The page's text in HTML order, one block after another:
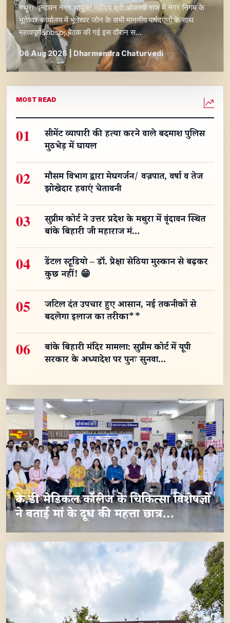
मथुरा-वृन्दावन नगर आयुक्त महोदय श्री ओजस्वी राज में नगर निगम के
भूतेश्वर कार्यालय में भूतेश्वर जोन के सभी माननीय पार्षदगणों के साथ
महत्वपूर्ण&nbsp; बैठक की गई इस दौरान स…
06 Aug 2026 | Dharmendra Chaturvedi
MOST READ
01
सीमेंट व्यापारी की हत्या करने वाले बदमाश पुलिस
मुठभेड़ में घायल
02
मौसम विभाग द्वारा मेघगर्जन/ वज्रपात, वर्षा व तेज
झोखेदार हवाएं चेतावनी
03
सुप्रीम कोर्ट ने उत्तर प्रदेश के मथुरा में वृंदावन स्थित
बांके बिहारी जी महाराज मं…
04
डेंटल स्टूडियो – डॉ. प्रेक्षा सेठिया मुस्कान से बढ़कर
कुछ नहीं! 😁
05
जटिल दंत उपचार हुए आसान, नई तकनीकों से
बदलेगा इलाज का तरीका**
06
बांके बिहारी मंदिर मामला: सुप्रीम कोर्ट में यूपी
सरकार के अध्यादेश पर पुनः सुनवा…
OTHER
के.डी. मेडिकल कॉलेज के चिकित्सा विशेषज्ञों
ने बताई मां के दूध की महत्ता छात्र…